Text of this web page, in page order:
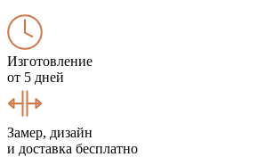
Изготовление
от 5 дней
Замер, дизайн
и доставка бесплатно